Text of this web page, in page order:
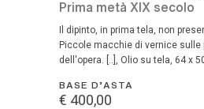
Prima metà XIX secolo
Piccole macchie di vernice sulle
dell'opera. [..], Olio su tela, 64 x
BASE D'ASTA
€ 400,00